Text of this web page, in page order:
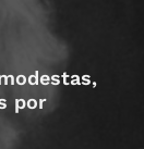
por